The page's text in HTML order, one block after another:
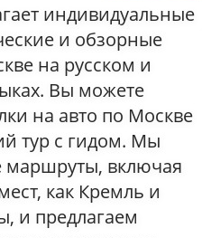
индивидуальные
и обзорные
на русском и
Вы можете
на авто по Москве
тур с гидом. Мы
маршруты, включая
как Кремль и
и предлагаем